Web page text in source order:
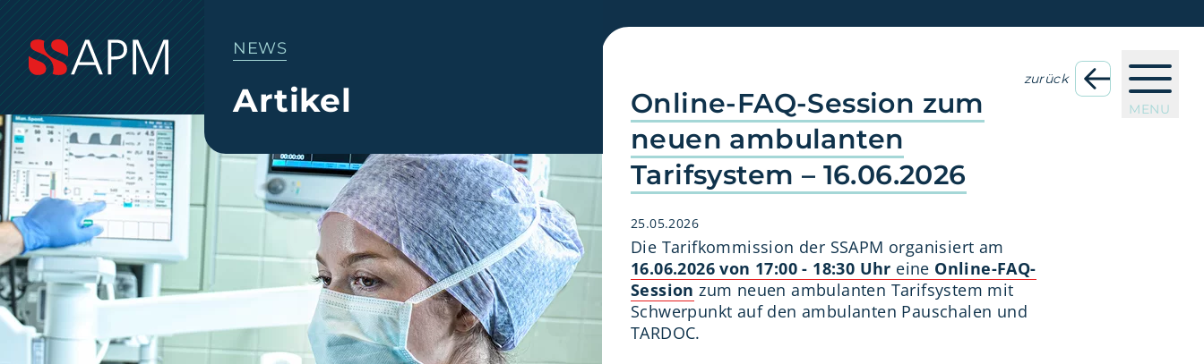
NEWS
Artikel MENU
zurück
Online-FAQ-Session zum
neuen ambulanten
Tarifsystem – 16.06.2026
25.05.2026
Die Tarifkommission der SSAPM organisiert am
16.06.2026 von 17:00 - 18:30 Uhr eine Online-FAQ-
Session zum neuen ambulanten Tarifsystem mit
Schwerpunkt auf den ambulanten Pauschalen und
TARDOC.